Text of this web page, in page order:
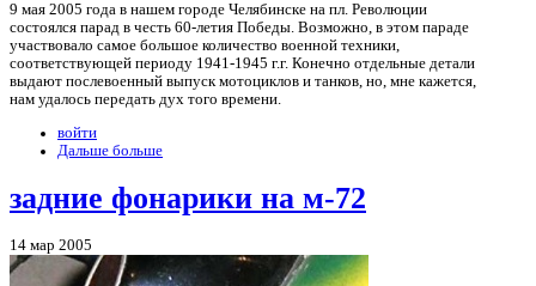
9 мая 2005 года в нашем городе Челябинске на пл. Революции
состоялся парад в честь 60-летия Победы. Возможно, в этом параде
участвовало самое большое количество военной техники,
соответствующей периоду 1941-1945 г.г. Конечно отдельные детали
выдают послевоенный выпуск мотоциклов и танков, но, мне кажется,
нам удалось передать дух того времени.
войти
Дальше больше
задние фонарики на м-72
14 мар 2005